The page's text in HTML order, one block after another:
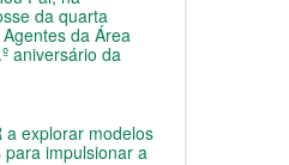
da quarta
da Área
aniversário da
a explorar modelos
impulsionar a